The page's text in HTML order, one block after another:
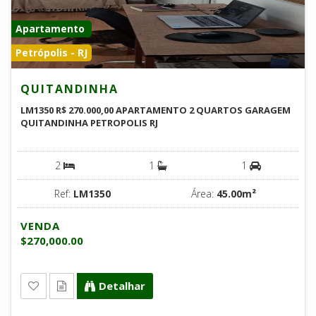
Apartamento
Petrópolis - RJ
QUITANDINHA
LM1350 R$ 270.000,00 APARTAMENTO 2 QUARTOS GARAGEM
QUITANDINHA PETROPOLIS RJ
2 1 1
Ref: LM1350 Área: 45.00m²
VENDA
$270,000.00
Detalhar